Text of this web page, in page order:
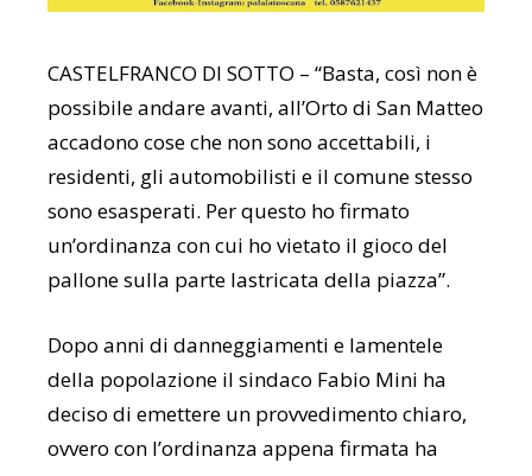
CASTELFRANCO DI SOTTO – “Basta, così non è
possibile andare avanti, all’Orto di San Matteo
accadono cose che non sono accettabili, i
residenti, gli automobilisti e il comune stesso
sono esasperati. Per questo ho firmato
un’ordinanza con cui ho vietato il gioco del
pallone sulla parte lastricata della piazza”.
Dopo anni di danneggiamenti e lamentele
della popolazione il sindaco Fabio Mini ha
deciso di emettere un provvedimento chiaro,
ovvero con l’ordinanza appena firmata ha